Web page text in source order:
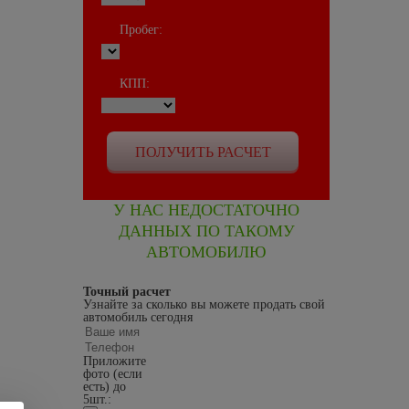
Пробег:
КПП:
У НАС НЕДОСТАТОЧНО
ДАННЫХ ПО ТАКОМУ
АВТОМОБИЛЮ
Точный расчет
Узнайте за сколько вы можете продать свой
автомобиль сегодня
Приложите
фото (если
есть) до
5шт.: